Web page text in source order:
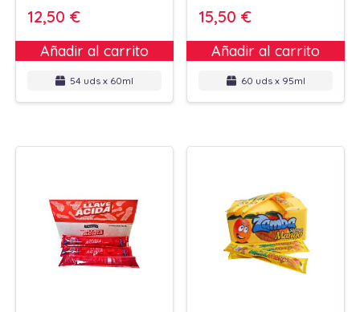
12,50 €
Añadir al carrito
54 uds x 60ml
15,50€
Añadir al carrito
60 uds x 95ml